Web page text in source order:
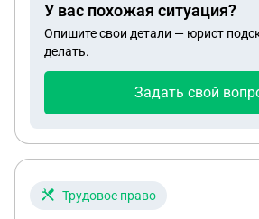
Продлят ли мне в таком случае
такой регистрацией?
У вас похожая ситуация?
Опишите свои детали — юрист
делать.
Задать свой
Трудовое право